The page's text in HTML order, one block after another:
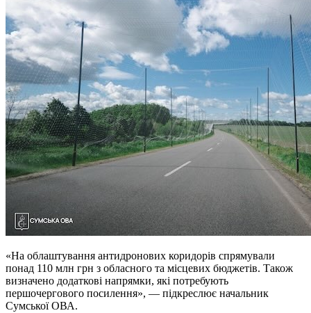
«На облаштування антидронових коридорів спрямували
понад 110 млн грн з обласного та місцевих бюджетів. Також
визначено додаткові напрямки, які потребують
першочергового посилення», — підкреслює начальник
Сумської ОВА.